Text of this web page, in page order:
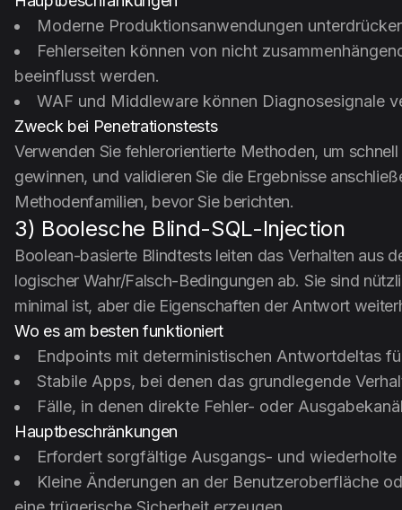
Moderne Produktionsanwendungen
Fehlerseiten können von nicht
beeinflusst werden.
WAF und Middleware können Diagnosesignale
Zweck bei Penetrationstests
Verwenden Sie fehlerorientierte Methoden, um
gewinnen, und validieren Sie die Ergebnisse
Methodenfamilien, bevor Sie berichten.
3) Boolesche Blind-SQL-Injection
Boolean-basierte Blindtests leiten das Verhalten aus
logischer Wahr/Falsch-Bedingungen ab. Sie sind
minimal ist, aber die Eigenschaften der Antwort
Wo es am besten funktioniert
Endpoints mit deterministischen Antwortdeltas
Stabile Apps, bei denen das grundlegende
Fälle, in denen direkte Fehler- oder
Hauptbeschränkungen
Erfordert sorgfältige Ausgangs- und wiederholte
Kleine Änderungen an der Benutzeroberfläche